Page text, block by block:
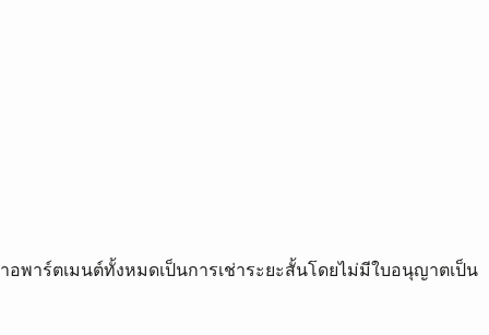
พาร์ตเมนต์ทั้งหมดเป็นการเช่าระยะสั้นโดยไม่มีใบอนุญาตเป็น